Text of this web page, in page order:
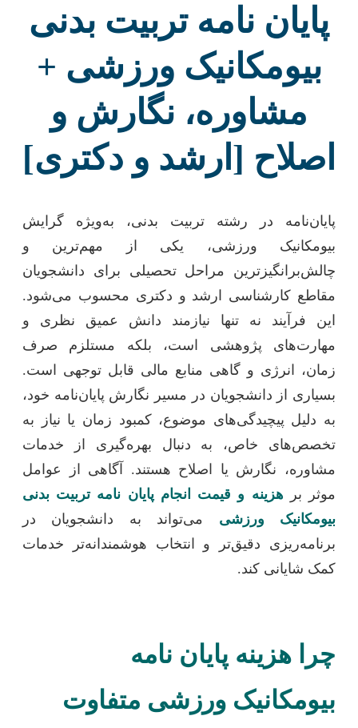
پایان نامه تربیت بدنی
بیومکانیک ورزشی +
مشاوره، نگارش و
اصلاح [ارشد و دکتری]
پایان‌نامه در رشته تربیت بدنی، به‌ویژه گرایش
بیومکانیک ورزشی، یکی از مهم‌ترین و
چالش‌برانگیزترین مراحل تحصیلی برای دانشجویان
مقاطع کارشناسی ارشد و دکتری محسوب می‌شود.
این فرآیند نه تنها نیازمند دانش عمیق نظری و
مهارت‌های پژوهشی است، بلکه مستلزم صرف
زمان، انرژی و گاهی منابع مالی قابل توجهی است.
بسیاری از دانشجویان در مسیر نگارش پایان‌نامه خود،
به دلیل پیچیدگی‌های موضوع، کمبود زمان یا نیاز به
تخصص‌های خاص، به دنبال بهره‌گیری از خدمات
مشاوره، نگارش یا اصلاح هستند. آگاهی از عوامل
موثر بر هزینه و قیمت انجام پایان نامه تربیت بدنی
بیومکانیک ورزشی می‌تواند به دانشجویان در
برنامه‌ریزی دقیق‌تر و انتخاب هوشمندانه‌تر خدمات
کمک شایانی کند.
چرا هزینه پایان نامه
بیومکانیک ورزشی متفاوت